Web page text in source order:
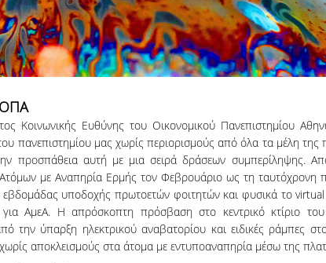
Κοινωνικής Ευθύνης του Οικονομικού Πανεπιστημίου
πανεπιστημίου μας χωρίς περιορισμούς από όλα τα μέλη της
προσπάθεια αυτή με μια σειρά δράσεων συμπερίληψης.
με Αναπηρία Ερμής τον Φεβρουάριο ως τη ταυτόχρονη
εβδομάδας υποδοχής πρωτοετών φοιτητών και φυσικά το
ΑμεΑ. Η απρόσκοπτη πρόσβαση στο κεντρικό κτίριο
την ύπαρξη ηλεκτρικού αναβατορίου και ειδικές ράμπες
αποκλεισμούς στα άτομα με εντυποαναπηρία μέσω της